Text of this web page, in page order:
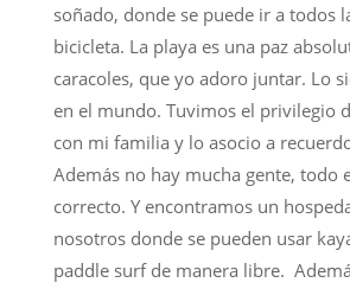
soñado, donde se puede ir a todos
bicicleta. La playa es una paz
caracoles, que yo adoro juntar. Lo
en el mundo. Tuvimos el privilegio
con mi familia y lo asocio a
Además no hay mucha gente, todo
correcto. Y encontramos un
nosotros donde se pueden usar
paddle surf de manera libre.